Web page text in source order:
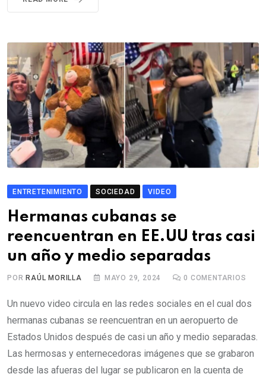
ENTRETENIMIENTO SOCIEDAD VIDEO
Hermanas cubanas se
reencuentran en EE.UU tras casi
un año y medio separadas
POR RAÚL MORILLA MAYO 29, 2024 0 COMENTARIOS
Un nuevo video circula en las redes sociales en el cual dos
hermanas cubanas se reencuentran en un aeropuerto de
Estados Unidos después de casi un año y medio separadas.
Las hermosas y enternecedoras imágenes que se grabaron
desde las afueras del lugar se publicaron en la cuenta de